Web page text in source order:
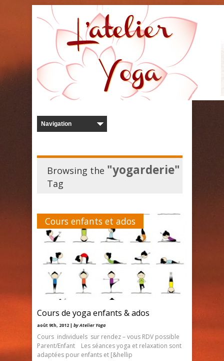
Browsing the "yogarderie"
Tag
Cours enfants et ados
Cours de yoga enfants & ados
août 9th, 2012 | by Atelier Yoga
Cours individuels sur rendez – vous RDV possible
Parent/Enfant Les séances yoga et relaxation sont
adaptées pour enfants et [&hellip